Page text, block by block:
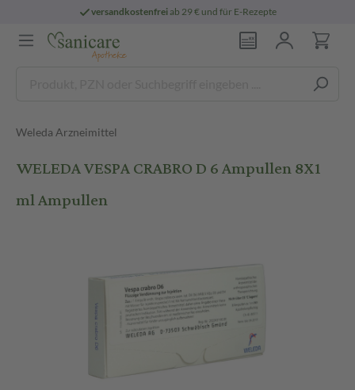
versandkostenfreiab 29 € und für E-Rezepte
Weleda Arzneimittel
WELEDA VESPA CRABRO D 6 Ampullen 8X1
ml Ampullen